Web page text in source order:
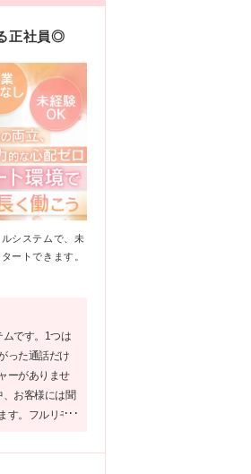
正社員◎
システムで、未
ートできます。
です。1つは
った通話だけ
ーがありませ
お客様には聞
す。フルリモ